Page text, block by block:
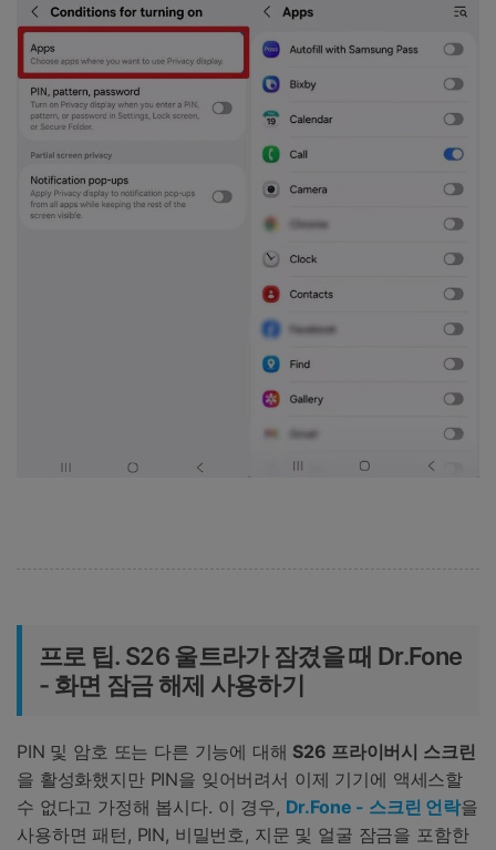
프로 팁. S26 울트라가 잠겼을 때 Dr.Fone
- 화면 잠금 해제 사용하기
PIN 및 암호 또는 다른 기능에 대해 S26 프라이버시 스크린
을 활성화했지만 PIN을 잊어버려서 이제 기기에 액세스할
수 없다고 가정해 봅시다. 이 경우, Dr.Fone - 스크린 언락을
사용하면 패턴, PIN, 비밀번호, 지문 및 얼굴 잠금을 포함한